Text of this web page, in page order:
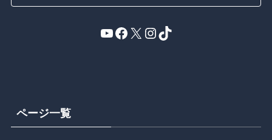
YouTube
Facebook
X Instagram
TikTok
ページ一覧